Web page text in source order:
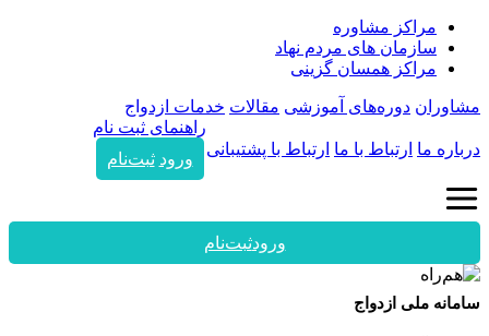
مراکز مشاوره
سازمان های مردم نهاد
مراکز همسان گزینی
مشاوران دوره‌های آموزشی مقالات خدمات ازدواج
درباره ما ارتباط با ما ارتباط با پشتیبانی
راهنمای ثبت نام
ورود ثبت‌نام
ورودثبت‌نام
سامانه ملی ازدواج